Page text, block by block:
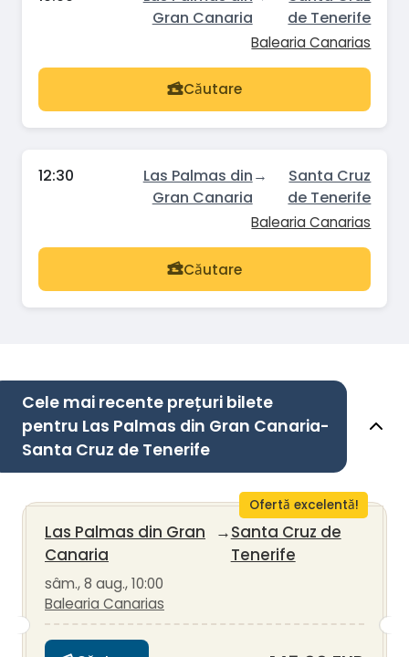
Gran Canaria
de Tenerife
Balearia Canarias
Căutare
12:30
Las Palmas din
Gran Canaria
→
Santa Cruz
de Tenerife
Balearia Canarias
Căutare
Cele mai recente prețuri bilete
pentru Las Palmas din Gran Canaria-
Santa Cruz de Tenerife
Ofertă excelentă!
Las Palmas din Gran
Canaria
→Santa Cruz de
Tenerife
sâm., 8 aug., 10:00
Balearia Canarias